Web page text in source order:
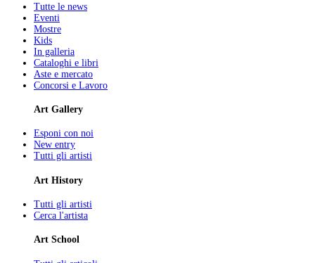
Tutte le news
Eventi
Mostre
Kids
In galleria
Cataloghi e libri
Aste e mercato
Concorsi e Lavoro
Art Gallery
Esponi con noi
New entry
Tutti gli artisti
Art History
Tutti gli artisti
Cerca l'artista
Art School